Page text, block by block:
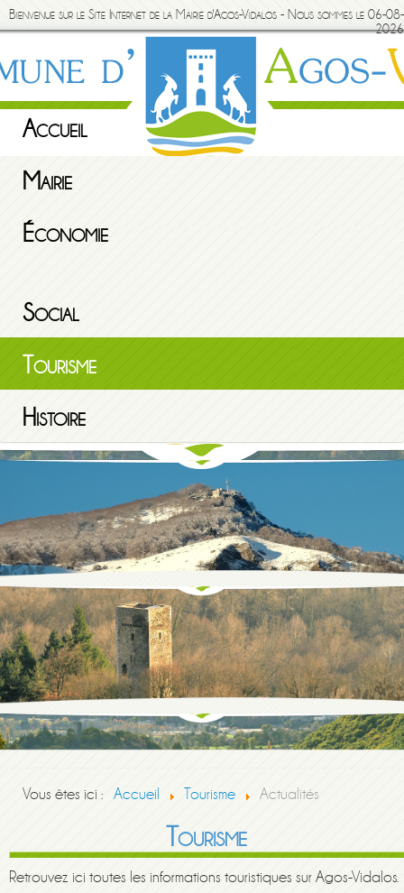
Bienvenue sur le Site Internet de la Mairie d'Agos-Vidalos - Nous sommes le 06-08-
2026
Accueil
Mairie
Économie
Social
Tourisme
Histoire
Vous êtes ici : Accueil Tourisme Actualités
Tourisme
Retrouvez ici toutes les informations touristiques sur Agos-Vidalos.